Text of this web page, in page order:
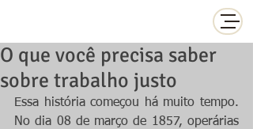
O que você precisa saber
sobre trabalho justo
Essa história começou há muito tempo.
No dia 08 de março de 1857, operárias